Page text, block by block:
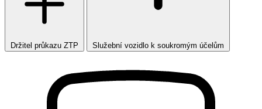
Držitel průkazu ZTP Služební vozidlo k soukromým účelům